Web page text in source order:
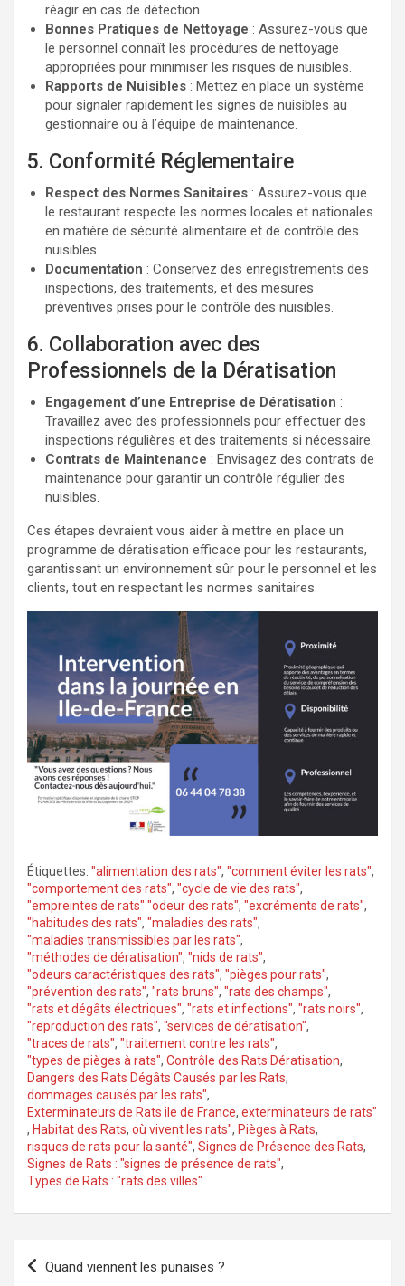
réagir en cas de détection.
Bonnes Pratiques de Nettoyage : Assurez-vous que
le personnel connaît les procédures de nettoyage
appropriées pour minimiser les risques de nuisibles.
Rapports de Nuisibles : Mettez en place un système
pour signaler rapidement les signes de nuisibles au
gestionnaire ou à l’équipe de maintenance.
5. Conformité Réglementaire
Respect des Normes Sanitaires : Assurez-vous que
le restaurant respecte les normes locales et nationales
en matière de sécurité alimentaire et de contrôle des
nuisibles.
Documentation : Conservez des enregistrements des
inspections, des traitements, et des mesures
préventives prises pour le contrôle des nuisibles.
6. Collaboration avec des
Professionnels de la Dératisation
Engagement d’une Entreprise de Dératisation :
Travaillez avec des professionnels pour effectuer des
inspections régulières et des traitements si nécessaire.
Contrats de Maintenance : Envisagez des contrats de
maintenance pour garantir un contrôle régulier des
nuisibles.
Ces étapes devraient vous aider à mettre en place un
programme de dératisation efficace pour les restaurants,
garantissant un environnement sûr pour le personnel et les
clients, tout en respectant les normes sanitaires.
Étiquettes: "alimentation des rats", "comment éviter les rats",
"comportement des rats", "cycle de vie des rats",
"empreintes de rats" "odeur des rats", "excréments de rats",
"habitudes des rats", "maladies des rats",
"maladies transmissibles par les rats",
"méthodes de dératisation", "nids de rats",
"odeurs caractéristiques des rats", "pièges pour rats",
"prévention des rats", "rats bruns", "rats des champs",
"rats et dégâts électriques", "rats et infections", "rats noirs",
"reproduction des rats", "services de dératisation",
"traces de rats", "traitement contre les rats",
"types de pièges à rats", Contrôle des Rats Dératisation,
Dangers des Rats Dégâts Causés par les Rats,
dommages causés par les rats",
Exterminateurs de Rats ile de France, exterminateurs de rats"
, Habitat des Rats, où vivent les rats", Pièges à Rats,
risques de rats pour la santé", Signes de Présence des Rats,
Signes de Rats : "signes de présence de rats",
Types de Rats : "rats des villes"
Navigation
Quand viennent les punaises ?